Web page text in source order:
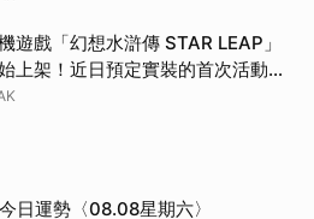
遊戲「幻想水滸傳 STAR LEAP」
上架！近日預定實裝的首次活動資
禁
日運勢〈08.08星期六〉